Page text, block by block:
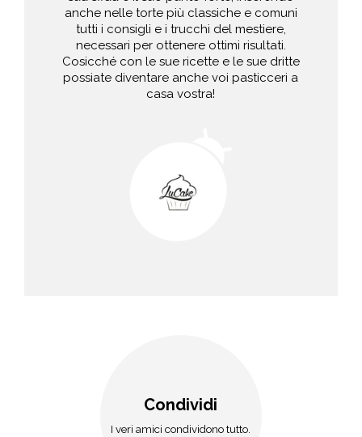
anche nelle torte più classiche e comuni
tutti i consigli e i trucchi del mestiere,
necessari per ottenere ottimi risultati.
Cosicché con le sue ricette e le sue dritte
possiate diventare anche voi pasticceri a
casa vostra!
Condividi
I veri amici condividono tutto.